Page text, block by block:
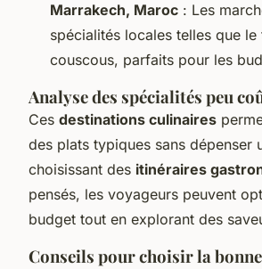
Marrakech, Maroc : Les
spécialités locales telles que le
couscous, parfaits pour les
Analyse des spécialités peu
Ces destinations culinaires
des plats typiques sans dépenser
choisissant des itinéraires
pensés, les voyageurs peuvent
budget tout en explorant des
Conseils pour choisir la